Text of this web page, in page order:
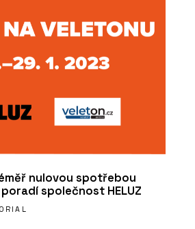
nulovou spotřebou
společnost HELUZ